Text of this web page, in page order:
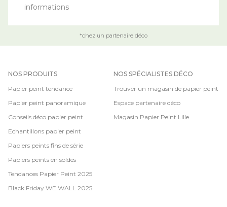
informations
*chez un partenaire déco
NOS PRODUITS
Papier peint tendance
Papier peint panoramique
Conseils déco papier peint
Echantillons papier peint
Papiers peints fins de série
Papiers peints en soldes
Tendances Papier Peint 2025
Black Friday WE WALL 2025
NOS SPÉCIALISTES DÉCO
Trouver un magasin de papier peint
Espace partenaire déco
Magasin Papier Peint Lille